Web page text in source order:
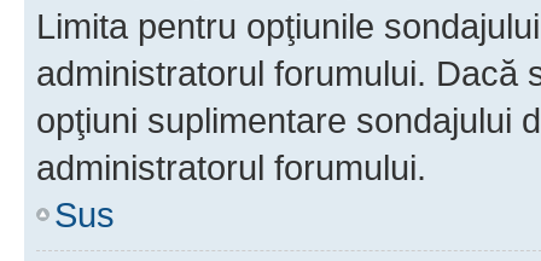
Limita pentru opţiunile
administratorul forumului. Dacă
opţiuni suplimentare sondajului
administratorul forumului.
Sus